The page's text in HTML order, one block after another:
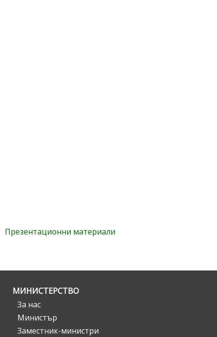
Презентационни материали
МИНИСТЕРСТВО
За нас
Министър
Заместник-министри